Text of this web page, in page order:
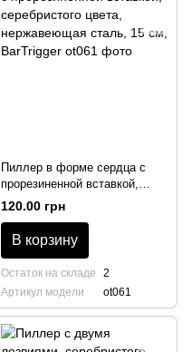
Пиллер в форме сердца с
прорезиненной вставкой,
серебристого цвета,
нержавеющая сталь, 15 см,
BarTrigger
120.00 грн
В корзину
Остаток на складе
2
Артикул модели
ot061